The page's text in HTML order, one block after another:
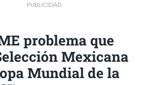
PUBLICIDAD
problema que
Mexicana
Mundial de la